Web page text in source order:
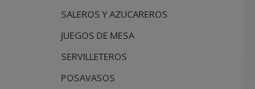
SALEROS Y AZUCAREROS
JUEGOS DE MESA
SERVILLETEROS
POSAVASOS